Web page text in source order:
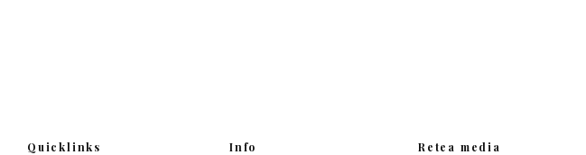
Quicklinks Info Retea media